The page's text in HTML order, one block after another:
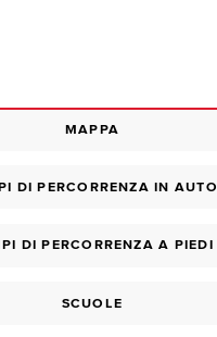
MAPPA
DI PERCORRENZA IN AUTO
DI PERCORRENZA A PIEDI
SCUOLE